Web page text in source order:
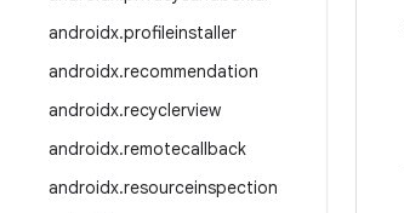
androidx.profileinstaller
androidx.recommendation
androidx.recyclerview
androidx.remotecallback
androidx.resourceinspection